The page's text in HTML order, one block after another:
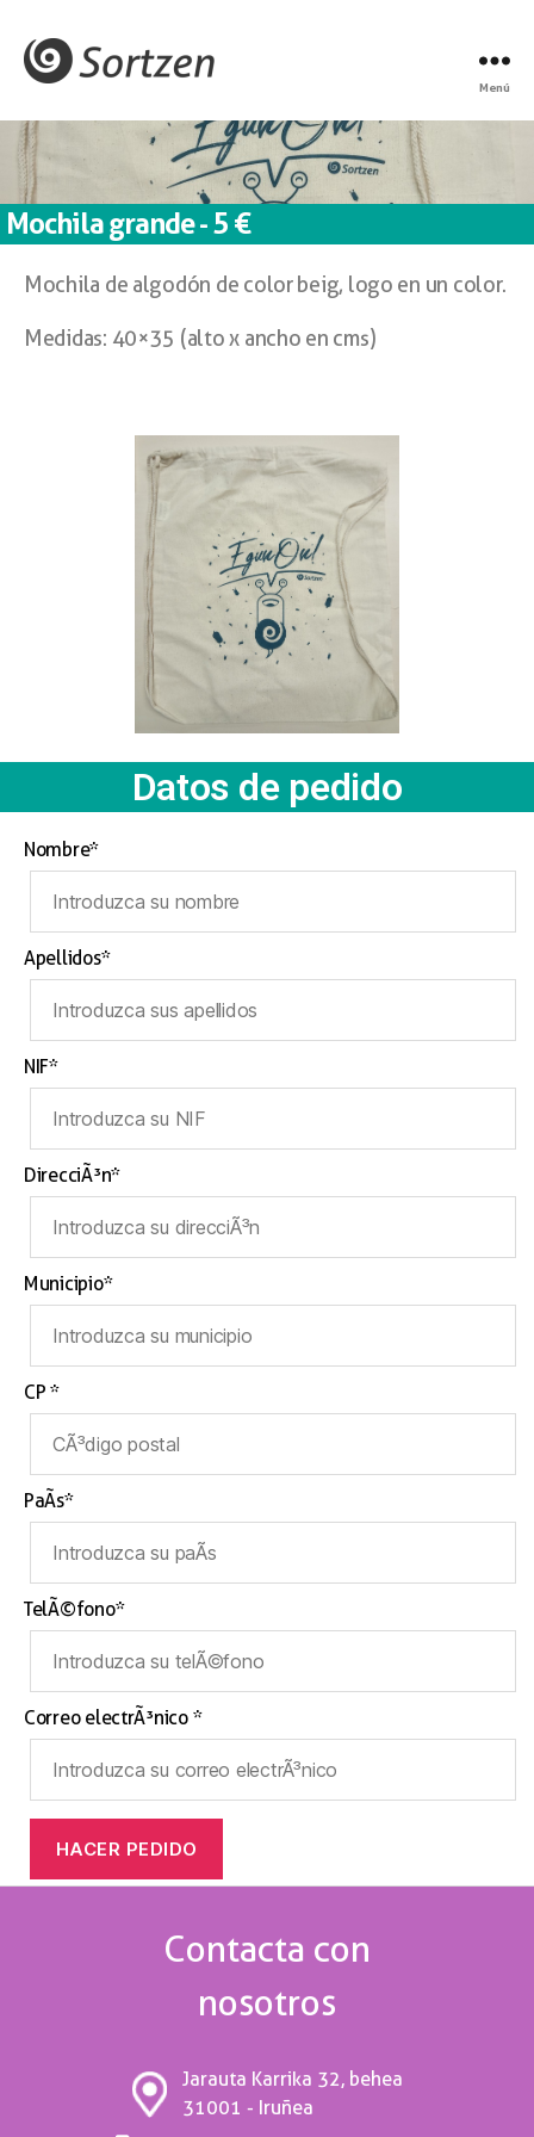
Menú
Mochila grande - 5 €
Mochila de algodón de color beig, logo en un color.
Medidas: 40×35 (alto x ancho en cms)
Datos de pedido
Nombre*
Apellidos*
NIF*
DirecciÃ³n*
Municipio*
CP *
PaÃ­s*
TelÃ©fono*
Correo electrÃ³nico *
Contacta con
nosotros
Jarauta Karrika 32, behea
31001 - Iruñea